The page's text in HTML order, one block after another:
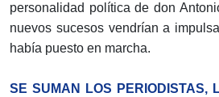
personalidad política de don
nuevos sucesos vendrían a
había puesto en marcha.
SE SUMAN LOS PERIODISTAS,